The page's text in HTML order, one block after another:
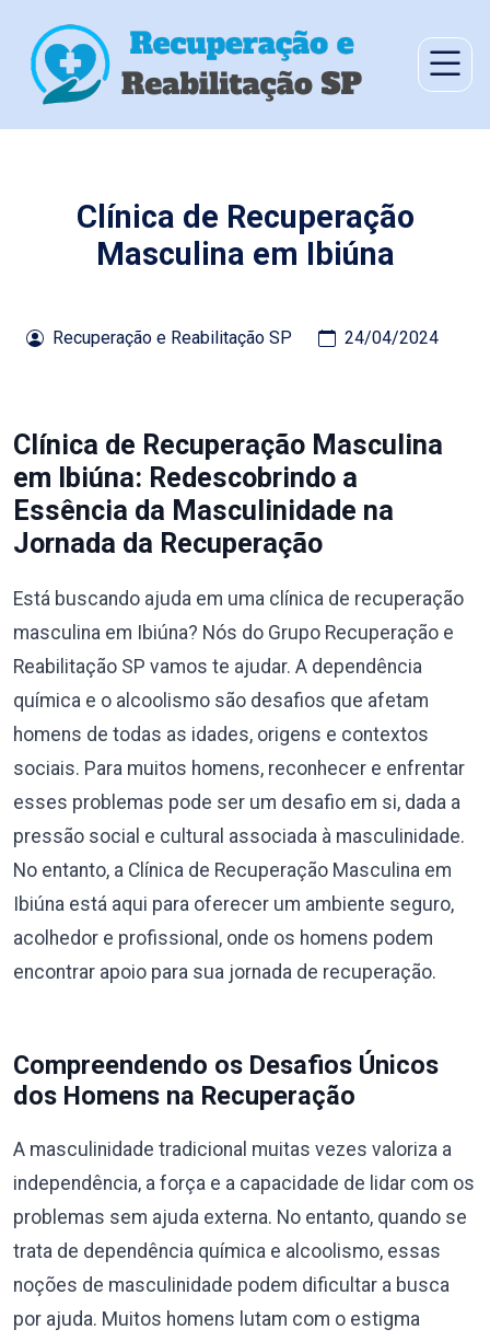
Clínica de Recuperação
Masculina em Ibiúna
Recuperação e Reabilitação SP 24/04/2024
Clínica de Recuperação Masculina
em Ibiúna: Redescobrindo a
Essência da Masculinidade na
Jornada da Recuperação
Está buscando ajuda em uma clínica de recuperação
masculina em Ibiúna? Nós do Grupo Recuperação e
Reabilitação SP vamos te ajudar. A dependência
química e o alcoolismo são desafios que afetam
homens de todas as idades, origens e contextos
sociais. Para muitos homens, reconhecer e enfrentar
esses problemas pode ser um desafio em si, dada a
pressão social e cultural associada à masculinidade.
No entanto, a Clínica de Recuperação Masculina em
Ibiúna está aqui para oferecer um ambiente seguro,
acolhedor e profissional, onde os homens podem
encontrar apoio para sua jornada de recuperação.
Compreendendo os Desafios Únicos
dos Homens na Recuperação
A masculinidade tradicional muitas vezes valoriza a
independência, a força e a capacidade de lidar com os
problemas sem ajuda externa. No entanto, quando se
trata de dependência química e alcoolismo, essas
noções de masculinidade podem dificultar a busca
por ajuda. Muitos homens lutam com o estigma